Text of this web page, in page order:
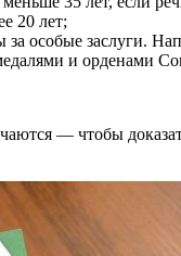
20 лет;
за особые заслуги.
и орденами
— чтобы